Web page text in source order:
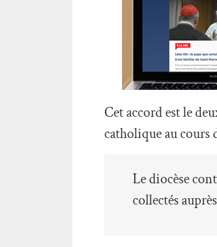
Cet accord est le
catholique au cours
Le diocèse
collectés